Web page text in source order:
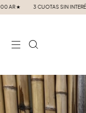
3 CUOTAS SIN INTERÉS ★